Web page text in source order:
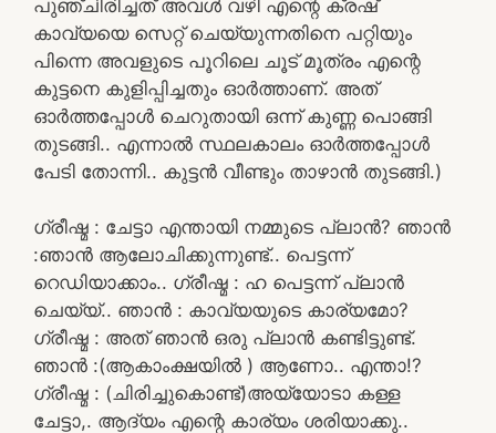
പുഞ്ചിരിച്ചത് അവൾ വഴി എന്റെ ക്രഷ്
കാവ്യയെ സെറ്റ് ചെയ്യുന്നതിനെ പറ്റിയും
പിന്നെ അവളുടെ പൂറിലെ ചൂട് മൂത്രം എന്റെ
കുട്ടനെ കുളിപ്പിച്ചതും ഓർത്താണ്. അത്
ഓർത്തപ്പോൾ ചെറുതായി ഒന്ന് കുണ്ണ പൊങ്ങി
തുടങ്ങി.. എന്നാൽ സ്ഥലകാലം ഓർത്തപ്പോൾ
പേടി തോന്നി.. കുട്ടൻ വീണ്ടും താഴാൻ തുടങ്ങി.)
ഗ്രീഷ്മ : ചേട്ടാ എന്തായി നമ്മുടെ പ്ലാൻ? ഞാൻ
:ഞാൻ ആലോചിക്കുന്നുണ്ട്.. പെട്ടന്ന്
റെഡിയാക്കാം.. ഗ്രീഷ്മ : ഹ പെട്ടന്ന് പ്ലാൻ
ചെയ്യ്.. ഞാൻ : കാവ്യയുടെ കാര്യമോ?
ഗ്രീഷ്മ : അത് ഞാൻ ഒരു പ്ലാൻ കണ്ടിട്ടുണ്ട്.
ഞാൻ :(ആകാംക്ഷയിൽ ) ആണോ.. എന്താ!?
ഗ്രീഷ്മ : (ചിരിച്ചുകൊണ്ട്)അയ്യോടാ കള്ള
ചേട്ടാ,. ആദ്യം എന്റെ കാര്യം ശരിയാക്കു..